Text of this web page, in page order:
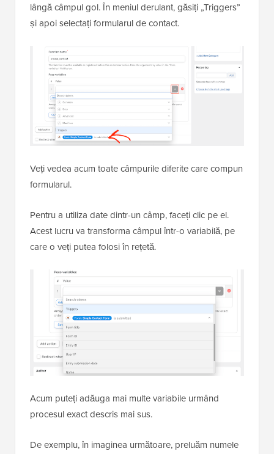
lângă câmpul gol. În meniul derulant, găsiți „Triggers”
și apoi selectați formularul de contact.
Veți vedea acum toate câmpurile diferite care compun
formularul.
Pentru a utiliza date dintr-un câmp, faceți clic pe el.
Acest lucru va transforma câmpul într-o variabilă, pe
care o veți putea folosi în rețetă.
Acum puteți adăuga mai multe variabile urmând
procesul exact descris mai sus.
De exemplu, în imaginea următoare, preluăm numele